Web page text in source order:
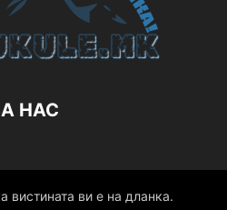
НАС
ви е на дланка.